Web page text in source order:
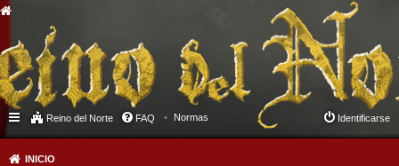
Reino del Norte FAQ Normas Identificarse
INICIO